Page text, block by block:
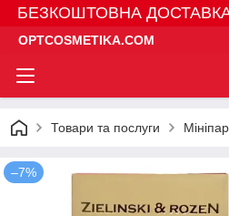
БЕЗКОШТОВНА
OPTCOSMETIKA.COM
Товари та послуги
–7%